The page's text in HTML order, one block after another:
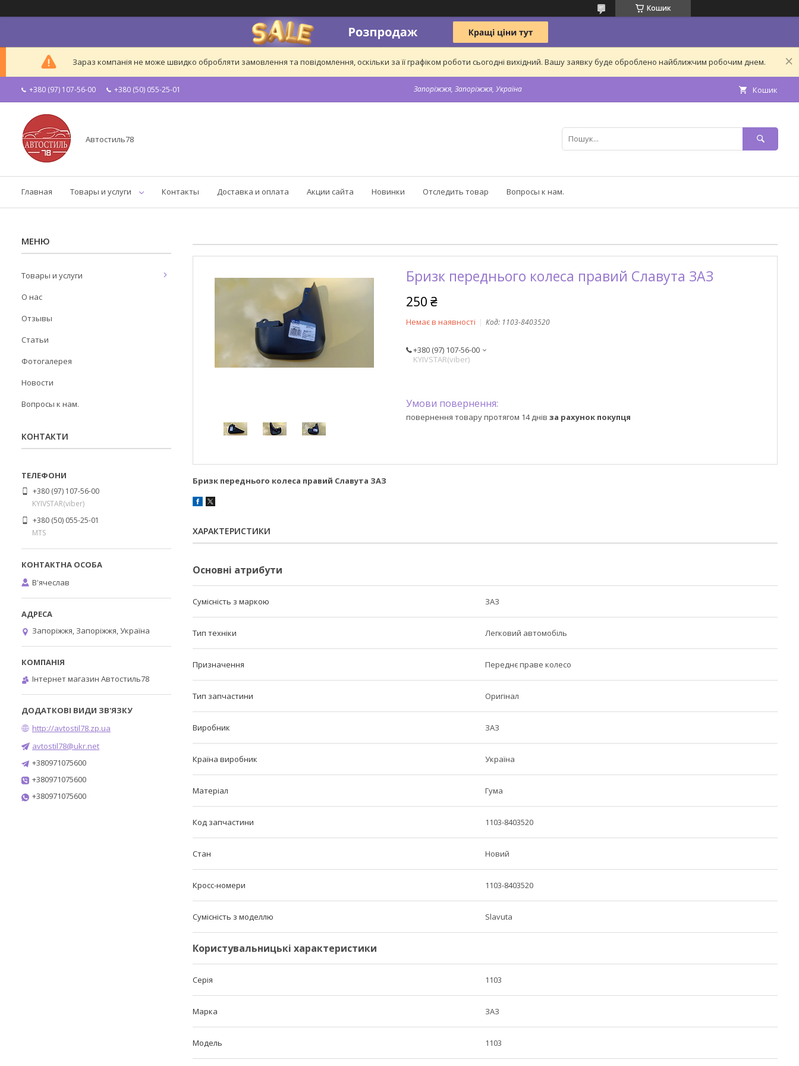
Кошик
Зараз компанія не може швидко обробляти замовлення та повідомлення, оскільки за її графіком роботи сьогодні вихідний. Вашу заявку буде оброблено найближчим робочим днем.
+380 (97) 107-56-00 +380 (50) 055-25-01 Запоріжжя, Запоріжжя, Україна Кошик
Автостиль78
Главная Товары и услуги Контакты Доставка и оплата Акции сайта Новинки Отследить товар Вопросы к нам.
Бризк переднього колеса правий Славута ЗАЗ
250 ₴
Немає в наявності Код: 1103-8403520
+380 (97) 107-56-00
KYIVSTAR(viber)
повернення товару протягом 14 днів за рахунок покупця
Бризк переднього колеса правий Славута ЗАЗ
ХАРАКТЕРИСТИКИ
Основні атрибути
Сумісність з маркою ЗАЗ
Тип техніки Легковий автомобіль
Призначення Переднє праве колесо
Тип запчастини Оригінал
Виробник ЗАЗ
Країна виробник Україна
Матеріал Гума
Код запчастини 1103-8403520
Стан Новий
Кросс-номери 1103-8403520
Сумісність з моделлю Slavuta
Користувальницькі характеристики
Серія 1103
Марка ЗАЗ
Модель 1103
Товары и услуги
О нас
Отзывы
Статьи
Фотогалерея
Новости
Вопросы к нам.
КОНТАКТИ
+380 (97) 107-56-00
KYIVSTAR(viber)
+380 (50) 055-25-01
MTS
В'ячеслав
Запоріжжя, Запоріжжя, Україна
Інтернет магазин Автостиль78
http://avtostil78.zp.ua
avtostil78@ukr.net
+380971075600
+380971075600
+380971075600